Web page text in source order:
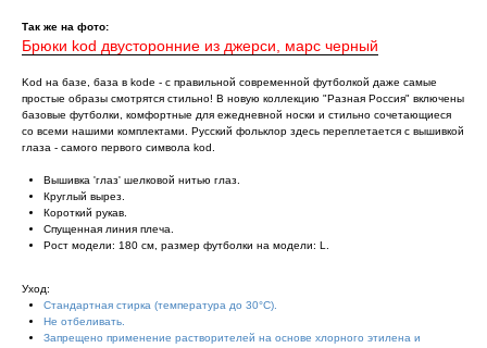
Так же на фото:
Брюки kod двусторонние из джерси, марс черный
Kоd на базе, база в kоdе - с правильной современной футболкой даже самые
простые образы смотрятся стильно! В новую коллекцию "Разная Россия" включены
базовые футболки, комфортные для ежедневной носки и стильно сочетающиеся
со всеми нашими комплектами. Русский фольклор здесь переплетается с вышивкой
глаза - самого первого символа kоd.
Вышивка 'глаз' шелковой нитью глаз.
Круглый вырез.
Короткий рукав.
Спущенная линия плеча.
Рост модели: 180 см, размер футболки на модели: L.
Уход:
Стандартная стирка (температура до 30°С).
Не отбеливать.
Запрещено применение растворителей на основе хлорного этилена и